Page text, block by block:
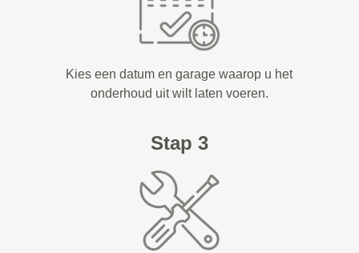
Kies een datum en garage waarop u het
onderhoud uit wilt laten voeren.
Stap 3